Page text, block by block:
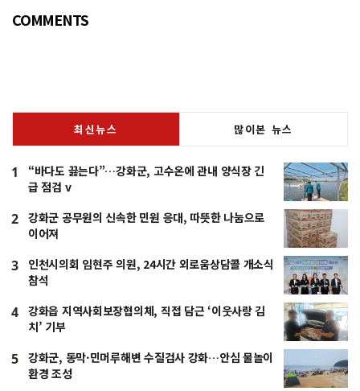
COMMENTS
최신뉴스 많이본 뉴스
1
“바다도 끓는다”…강화군, 고수온에 관내 양식장 긴
급 점검 v
2
강화군 공무원의 신속한 민원 응대, 따뜻한 나눔으로
이어져
3
인천시의회 임현주 의원, 24시간 외로움상담콜 개소식
참석
4
강화읍 지역사회보장협의체, 직접 담근 ‘이웃사랑 김
치’ 기부
5
강화군, 동막·민머루해변 수질검사 강화…안심 물놀이
환경 조성